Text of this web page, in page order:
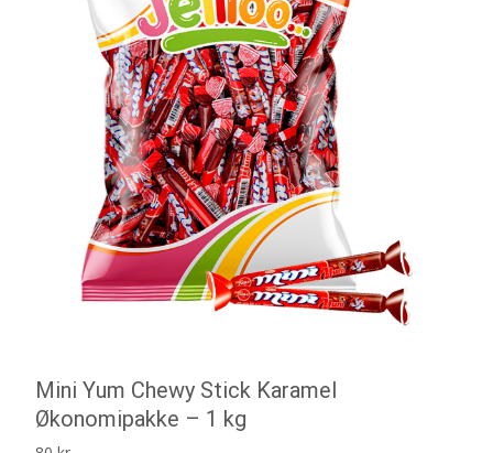
Mini Yum Chewy Stick Karamel
Økonomipakke – 1 kg